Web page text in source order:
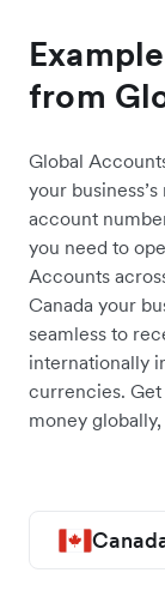
from
Global
your
account
you need to
Accounts
Canada your
seamless to
internationally
currencies.
money